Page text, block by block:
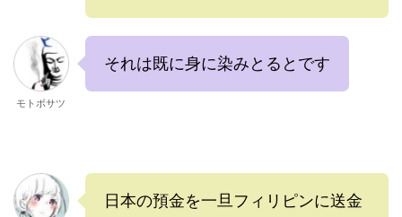
モトボサツ
それは既に身に染みとるとです
日本の預金を一旦フィリピンに送金